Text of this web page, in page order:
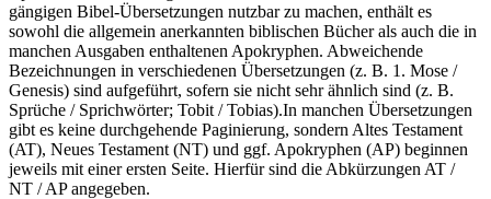
gängigen Bibel-Übersetzungen nutzbar zu machen, enthält es
sowohl die allgemein anerkannten biblischen Bücher als auch die in
manchen Ausgaben enthaltenen Apokryphen. Abweichende
Bezeichnungen in verschiedenen Übersetzungen (z. B. 1. Mose /
Genesis) sind aufgeführt, sofern sie nicht sehr ähnlich sind (z. B.
Sprüche / Sprichwörter; Tobit / Tobias).In manchen Übersetzungen
gibt es keine durchgehende Paginierung, sondern Altes Testament
(AT), Neues Testament (NT) und ggf. Apokryphen (AP) beginnen
jeweils mit einer ersten Seite. Hierfür sind die Abkürzungen AT /
NT / AP angegeben.